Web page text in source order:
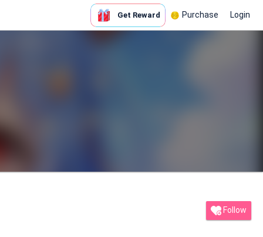
Get Reward Purchase Login
Follow